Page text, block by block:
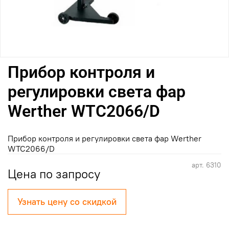
арт. 6310
Прибор контроля и
регулировки света фар
Werther WTC2066/D
Цена по запросу
Узнать цену со скидкой
Прибор контроля и регулировки света фар Werther
WTC2066/D